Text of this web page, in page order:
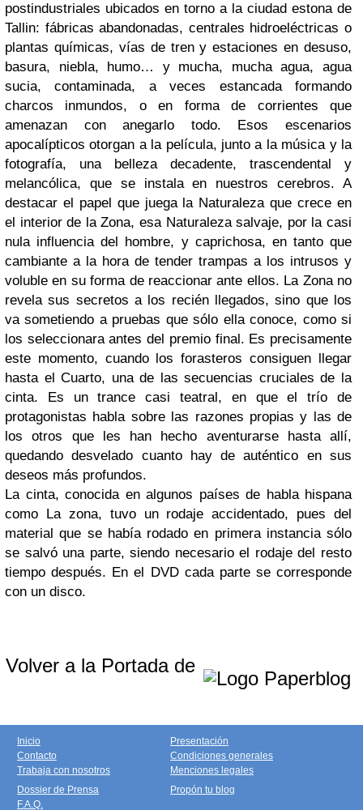
postindustriales ubicados en torno a la ciudad estona de
Tallin: fábricas abandonadas, centrales hidroeléctricas o
plantas químicas, vías de tren y estaciones en desuso,
basura, niebla, humo… y mucha, mucha agua, agua
sucia, contaminada, a veces estancada formando
charcos inmundos, o en forma de corrientes que
amenazan con anegarlo todo. Esos escenarios
apocalípticos otorgan a la película, junto a la música y la
fotografía, una belleza decadente, trascendental y
melancólica, que se instala en nuestros cerebros. A
destacar el papel que juega la Naturaleza que crece en
el interior de la Zona, esa Naturaleza salvaje, por la casi
nula influencia del hombre, y caprichosa, en tanto que
cambiante a la hora de tender trampas a los intrusos y
voluble en su forma de reaccionar ante ellos. La Zona no
revela sus secretos a los recién llegados, sino que los
va sometiendo a pruebas que sólo ella conoce, como si
los seleccionara antes del premio final. Es precisamente
este momento, cuando los forasteros consiguen llegar
hasta el Cuarto, una de las secuencias cruciales de la
cinta. Es un trance casi teatral, en que el trío de
protagonistas habla sobre las razones propias y las de
los otros que les han hecho aventurarse hasta allí,
quedando desvelado cuanto hay de auténtico en sus
deseos más profundos.
La cinta, conocida en algunos países de habla hispana
como La zona, tuvo un rodaje accidentado, pues del
material que se había rodado en primera instancia sólo
se salvó una parte, siendo necesario el rodaje del resto
tiempo después. En el DVD cada parte se corresponde
con un disco.
Volver a la Portada de
Inicio
Contacto
Trabaja con nosotros
Presentación
Condiciones generales
Menciones legales
Dossier de Prensa
F.A.Q.
Propón tu blog